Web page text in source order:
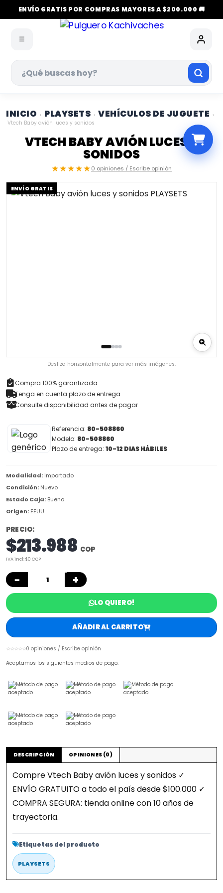
ENVÍO GRATIS POR COMPRAS MAYORES A $200.000 🚚
☰
INICIO › PLAYSETS › VEHÍCULOS DE JUGUETE ›
Vtech Baby avión luces y sonidos
VTECH BABY AVIÓN LUCES Y
SONIDOS
★★★★★0 opiniones / Escribe opinión
ENVÍO GRATIS
Desliza horizontalmente para ver más imágenes.
Compra 100% garantizada
Tenga en cuenta plazo de entrega
Consulte disponibilidad antes de pagar
Referencia: 80-508860
Modelo: 80-508860
Plazo de entrega: 10-12 DIAS HÁBILES
Modalidad: Importado
Condición: Nuevo
Estado Caja: Bueno
Origen: EEUU
PRECIO:
$213.988 COP
IVA incl: $0 COP
− +
LO QUIERO!
AÑADIR AL CARRITO
☆☆☆☆☆0 opiniones / Escribe opinión
Aceptamos los siguientes medios de pago:
DESCRIPCIÓN OPINIONES (0)
Compre Vtech Baby avión luces y sonidos ✓
ENVÍO GRATUITO a todo el país desde $100.000 ✓
COMPRA SEGURA: tienda online con 10 años de
trayectoria.
Etiquetas del producto
PLAYSETS